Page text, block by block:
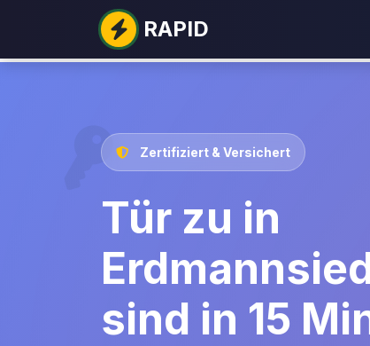
RAPID
Zertifiziert & Versichert
Tür zu in
sind in 15